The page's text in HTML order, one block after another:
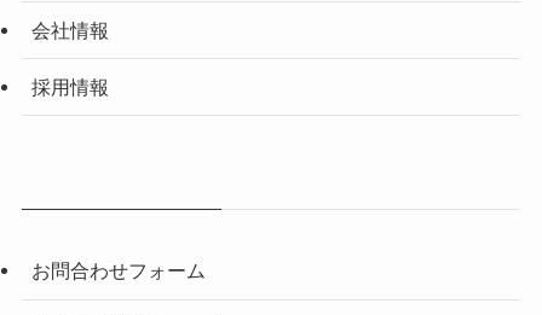
会社情報
採用情報
お問合わせフォーム